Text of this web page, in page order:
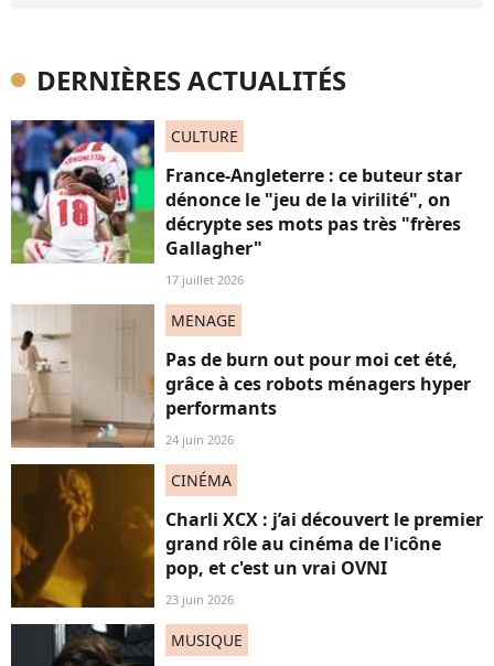
DERNIÈRES ACTUALITÉS
CULTURE
France-Angleterre : ce buteur star
dénonce le "jeu de la virilité", on
décrypte ses mots pas très "frères
Gallagher"
17 juillet 2026
MENAGE
Pas de burn out pour moi cet été,
grâce à ces robots ménagers hyper
performants
24 juin 2026
CINÉMA
Charli XCX : j’ai découvert le premier
grand rôle au cinéma de l'icône
pop, et c'est un vrai OVNI
23 juin 2026
MUSIQUE